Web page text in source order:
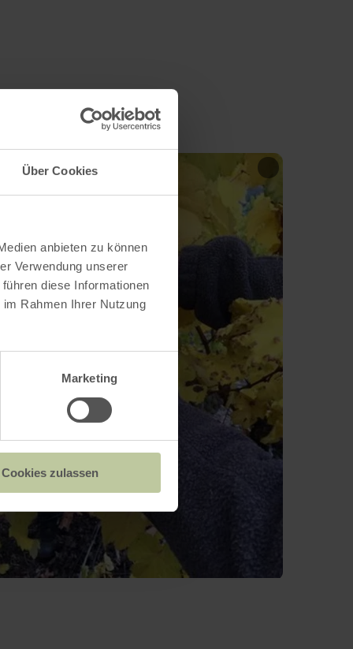
Über Cookies
anbieten zu können
Verwendung unserer
diese Informationen
Rahmen Ihrer Nutzung
Marketing
Cookies zulassen